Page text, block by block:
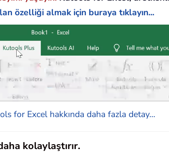
özelliği almak için buraya tıklayın...
for Excel hakkında daha fazla detay...
kolaylaştırır.